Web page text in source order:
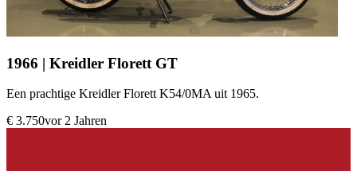
1966 | Kreidler Florett GT
Een prachtige Kreidler Florett K54/0MA uit 1965.
€ 3.750vor 2 Jahren